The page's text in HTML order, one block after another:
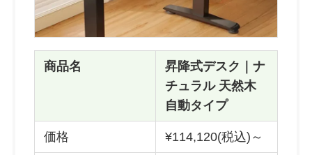
商品名
昇降式デスク｜ナ
チュラル 天然木
自動タイプ
価格 ¥114,120(税込)～